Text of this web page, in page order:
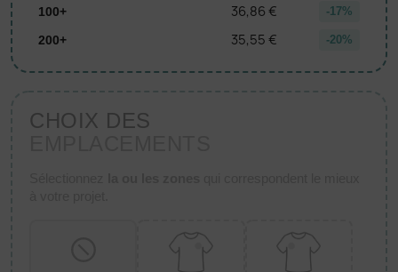
100+ 36,86 € -17%
200+ 35,55 € -20%
CHOIX DES